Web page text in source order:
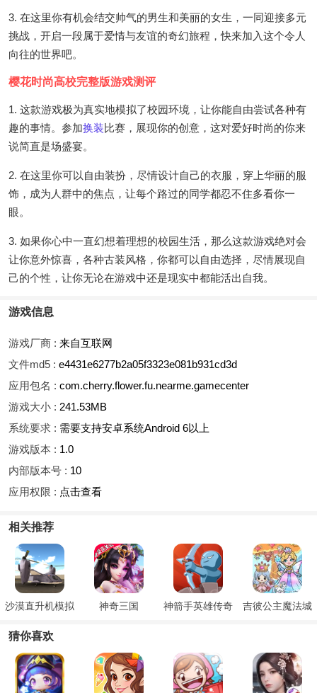
3. 在这里你有机会结交帅气的男生和美丽的女生，一同迎接多元
挑战，开启一段属于爱情与友谊的奇幻旅程，快来加入这个令人
向往的世界吧。
樱花时尚高校完整版游戏测评
1. 这款游戏极为真实地模拟了校园环境，让你能自由尝试各种有
趣的事情。参加换装比赛，展现你的创意，这对爱好时尚的你来
说简直是场盛宴。
2. 在这里你可以自由装扮，尽情设计自己的衣服，穿上华丽的服
饰，成为人群中的焦点，让每个路过的同学都忍不住多看你一
眼。
3. 如果你心中一直幻想着理想的校园生活，那么这款游戏绝对会
让你意外惊喜，各种古装风格，你都可以自由选择，尽情展现自
己的个性，让你无论在游戏中还是现实中都能活出自我。
游戏信息
游戏厂商 : 来自互联网
文件md5 : e4431e6277b2a05f3323e081b931cd3d
应用包名 : com.cherry.flower.fu.nearme.gamecenter
游戏大小 : 241.53MB
系统要求 : 需要支持安卓系统Android 6以上
游戏版本 : 1.0
内部版本号 : 10
应用权限 : 点击查看
相关推荐
沙漠直升机模拟 神奇三国 神箭手英雄传奇
吉彼公主魔法城
猜你喜欢